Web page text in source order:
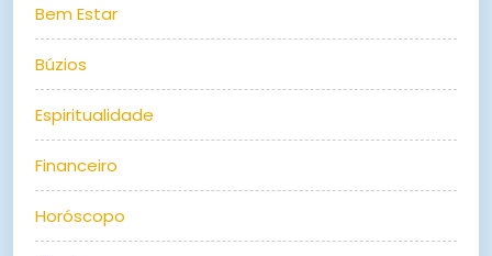
Bem Estar
Búzios
Espiritualidade
Financeiro
Horóscopo